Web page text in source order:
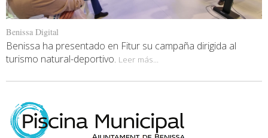
Benissa Digital
Benissa ha presentado en Fitur su campaña dirigida al
turismo natural-deportivo. Leer más...